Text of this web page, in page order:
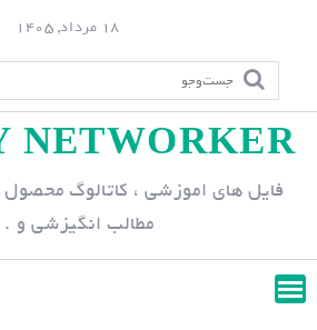
p
n
18 مرداد, 1405
NETWORKER
فایل های اموزشی ، کاتالوگ
مطالب انگیزشی و